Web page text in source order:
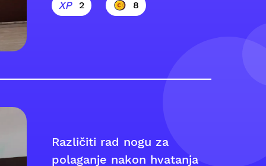
2 8
Različiti rad nogu za
polaganje nakon hvatanja